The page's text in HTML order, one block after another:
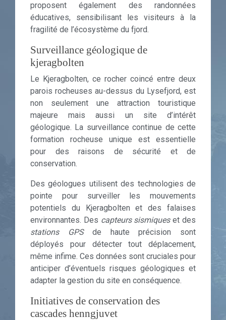
proposent également des randonnées
éducatives, sensibilisant les visiteurs à la
fragilité de l’écosystème du fjord.
Surveillance géologique de
kjeragbolten
Le Kjeragbolten, ce rocher coincé entre deux
parois rocheuses au-dessus du Lysefjord, est
non seulement une attraction touristique
majeure mais aussi un site d’intérêt
géologique. La surveillance continue de cette
formation rocheuse unique est essentielle
pour des raisons de sécurité et de
conservation.
Des géologues utilisent des technologies de
pointe pour surveiller les mouvements
potentiels du Kjeragbolten et des falaises
environnantes. Des capteurs sismiqueset des
stations GPSde haute précision sont
déployés pour détecter tout déplacement,
même infime. Ces données sont cruciales pour
anticiper d’éventuels risques géologiques et
adapter la gestion du site en conséquence.
Initiatives de conservation des
cascades henngjuvet